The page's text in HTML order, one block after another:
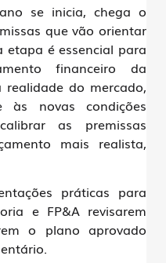
se inicia, chega o
que vão orientar
etapa é essencial para
financeiro da
do mercado,
às novas condições
as premissas
mais realista,
práticas para
e FP&Arevisarem
o plano aprovado